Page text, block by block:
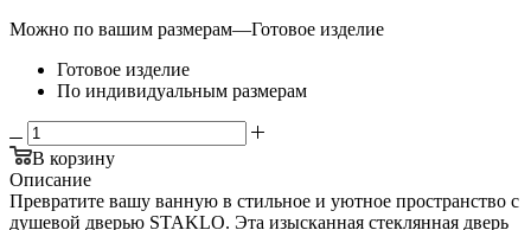
Можно по вашим размерам—Готовое изделие
Готовое изделие
По индивидуальным размерам
В корзину
Описание
Превратите вашу ванную в стильное и уютное пространство с
душевой дверью STAKLO. Эта изысканная стеклянная дверь